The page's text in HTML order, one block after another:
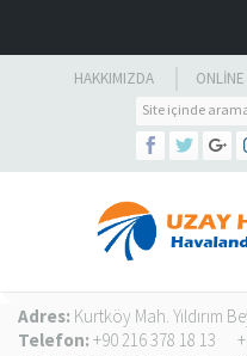
HAKKIMIZDA
Adres: Kurtköy Mah. Yıldırım
Telefon: +90 216 378 18 13